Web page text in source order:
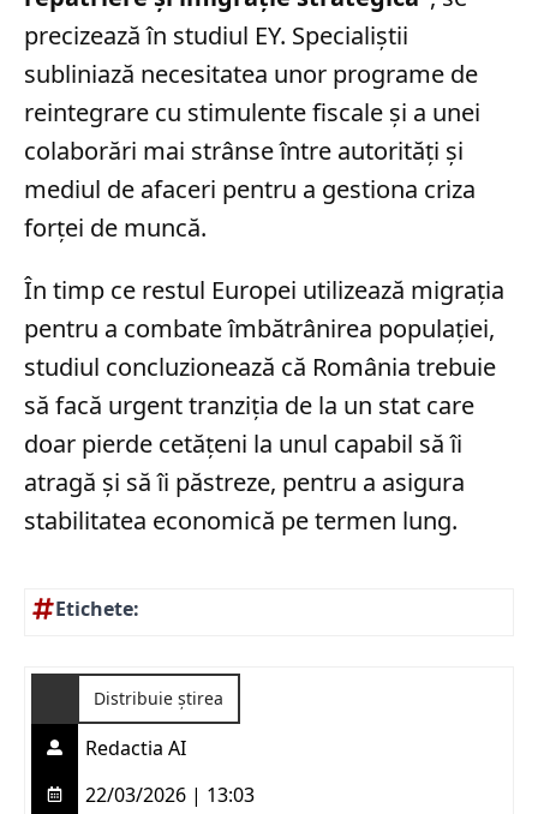
precizează în studiul EY. Specialiștii
subliniază necesitatea unor programe de
reintegrare cu stimulente fiscale și a unei
colaborări mai strânse între autorități și
mediul de afaceri pentru a gestiona criza
forței de muncă.
În timp ce restul Europei utilizează migrația
pentru a combate îmbătrânirea populației,
studiul concluzionează că România trebuie
să facă urgent tranziția de la un stat care
doar pierde cetățeni la unul capabil să îi
atragă și să îi păstreze, pentru a asigura
stabilitatea economică pe termen lung.
Etichete:
Distribuie știrea
Redactia AI
22/03/2026 | 13:03